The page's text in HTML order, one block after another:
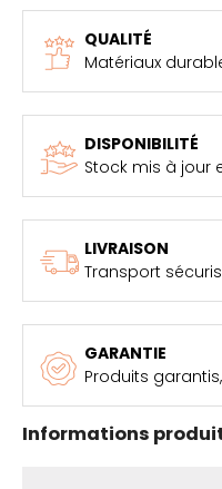
QUALITÉ
Matériaux
DISPONIBILITÉ
Stock mis à jour
LIVRAISON
Transport
GARANTIE
Produits
Informations